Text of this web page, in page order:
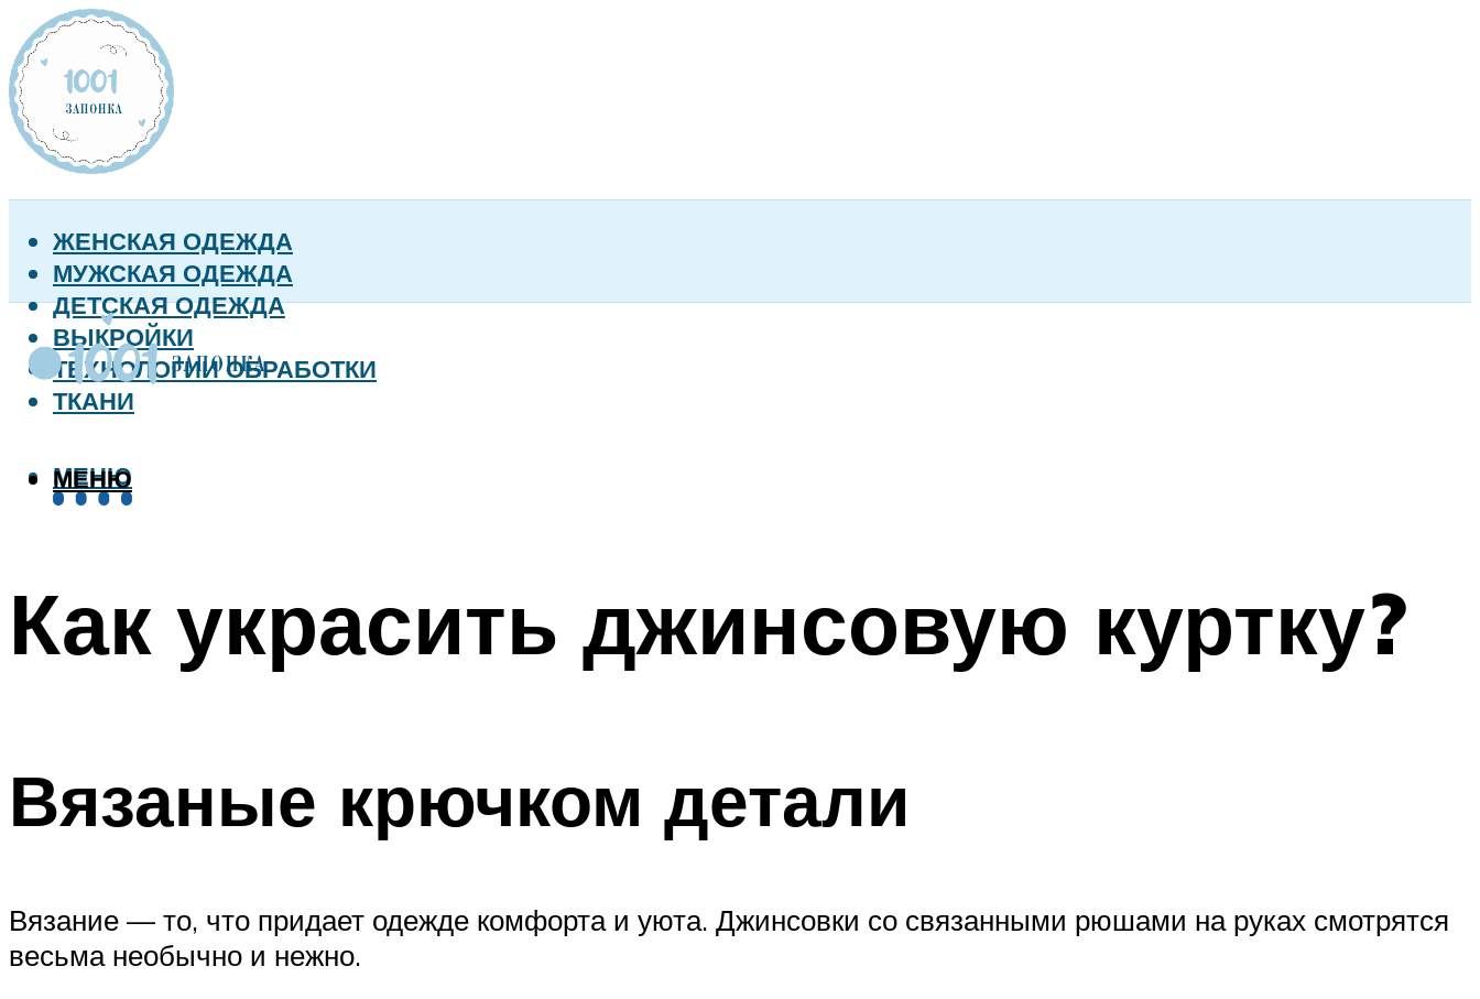
ЖЕНСКАЯ ОДЕЖДА
МУЖСКАЯ ОДЕЖДА
ДЕТСКАЯ ОДЕЖДА
ВЫКРОЙКИ
ТЕХНОЛОГИИ ОБРАБОТКИ
ТКАНИ
МЕНЮ
МЕНЮ
Как украсить джинсовую куртку?
Вязаные крючком детали
Вязание — то, что придает одежде комфорта и уюта. Джинсовки со связанными рюшами на руках смотрятся
весьма необычно и нежно.